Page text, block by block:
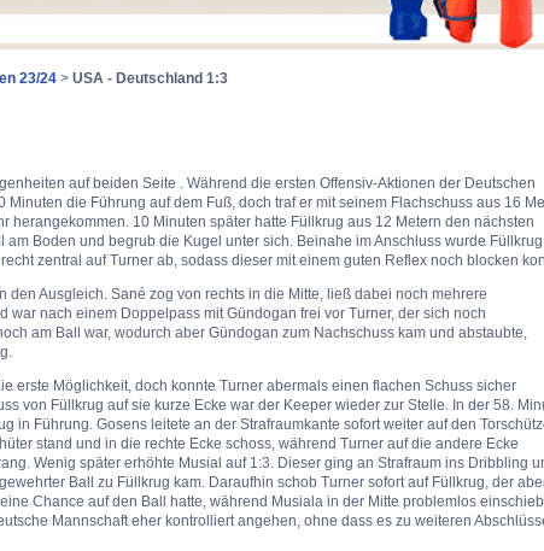
23/24 > USA - Deutschland 1:3
auf beiden Seite . Während die ersten Offensiv-Aktionen der Deutschen
Minuten die Führung auf dem Fuß, doch traf er mit seinem Flachschuss aus 16
herangekommen. 10 Minuten später hatte Füllkrug aus 12 Metern den nächsten
am Boden und begrub die Kugel unter sich. Beinahe im Anschluss wurde Füllkrug
zentral auf Turner ab, sodass dieser mit einem guten Reflex noch blocken
den Ausgleich. Sané zog von rechts in die Mitte, ließ dabei noch mehrere
war nach einem Doppelpass mit Gündogan frei vor Turner, der sich noch
am Ball war, wodurch aber Gündogan zum Nachschuss kam und abstaubte,
erste Möglichkeit, doch konnte Turner abermals einen flachen Schuss sicher
von Füllkrug auf sie kurze Ecke war der Keeper wieder zur Stelle. In der 58.
in Führung. Gosens leitete an der Strafraumkante sofort weiter auf den
stand und in die rechte Ecke schoss, während Turner auf die andere Ecke
Wenig später erhöhte Musial auf 1:3. Dieser ging an Strafraum ins Dribbling
Ball zu Füllkrug kam. Daraufhin schob Turner sofort auf Füllkrug, der
Chance auf den Ball hatte, während Musiala in der Mitte problemlos
Mannschaft eher kontrolliert angehen, ohne dass es zu weiteren